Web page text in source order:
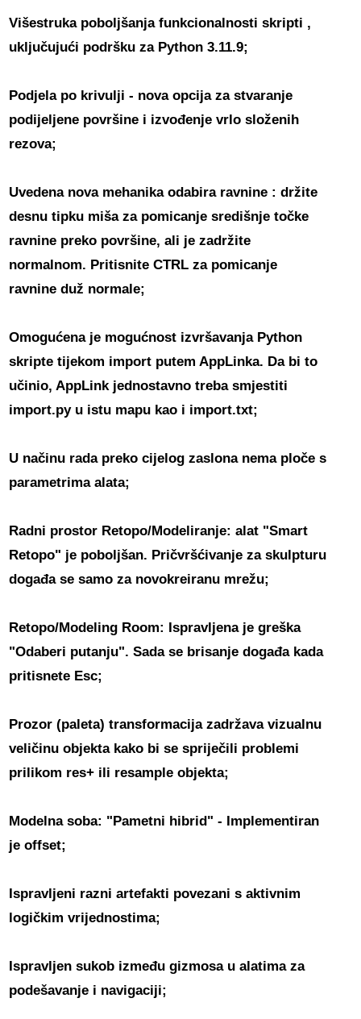
Višestruka poboljšanja funkcionalnosti skripti ,
uključujući podršku za Python 3.11.9;
Podjela po krivulji - nova opcija za stvaranje
podijeljene površine i izvođenje vrlo složenih
rezova;
Uvedena nova mehanika odabira ravnine : držite
desnu tipku miša za pomicanje središnje točke
ravnine preko površine, ali je zadržite
normalnom. Pritisnite CTRL za pomicanje
ravnine duž normale;
Omogućena je mogućnost izvršavanja Python
skripte tijekom import putem AppLinka. Da bi to
učinio, AppLink jednostavno treba smjestiti
import.py u istu mapu kao i import.txt;
U načinu rada preko cijelog zaslonanema ploče s
parametrima alata;
Radni prostor Retopo/Modeliranje: alat "Smart
Retopo" je poboljšan. Pričvršćivanje za skulpturu
događa se samo za novokreiranu mrežu;
Retopo/Modeling Room: Ispravljena je greška
"Odaberi putanju". Sada se brisanje događa kada
pritisnete Esc;
Prozor (paleta) transformacijazadržava vizualnu
veličinu objekta kako bi se spriječili problemi
prilikom res+ ili resample objekta;
Modelna soba: "Pametni hibrid" - Implementiran
je offset;
Ispravljeni razni artefakti povezani s aktivnim
logičkim vrijednostima;
Ispravljen sukob između gizmosa u alatima za
podešavanje i navigaciji;